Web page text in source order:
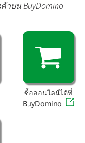
บน BuyDomino
ซื้อออนไลน์ได้ที่
BuyDomino